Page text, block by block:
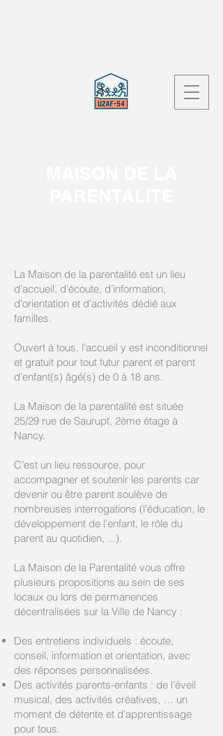
La Maison de la parentalité est un lieu
d’accueil, d’écoute, d’information,
d’orientation et d’activités dédié aux
familles.
Ouvert à tous, l’accueil y est inconditionnel
et gratuit pour tout futur parent et parent
d’enfant(s) âgé(s) de 0 à 18 ans.
La Maison de la parentalité est située
25/29 rue de Saurupt, 2ème étage à
Nancy.
C’est un lieu ressource, pour
accompagner et soutenir les parents car
devenir ou être parent soulève de
nombreuses interrogations (l’éducation, le
développement de l’enfant, le rôle du
parent au quotidien, ...).
La Maison de la Parentalité vous offre
plusieurs propositions au sein de ses
locaux ou lors de permanences
décentralisées sur la Ville de Nancy :
Des entretiens individuels : écoute,
conseil, information et orientation, avec
des réponses personnalisées.
Des activités parents-enfants : de l’éveil
musical, des activités créatives, … un
moment de détente et d’apprentissage
pour tous.